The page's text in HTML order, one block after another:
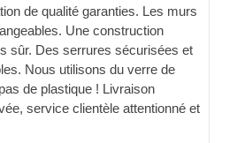
de qualité garanties. Les murs
Une construction
sûr. Des serrures sécurisées et
Nous utilisons du verre de
de plastique ! Livraison
service clientèle attentionné et